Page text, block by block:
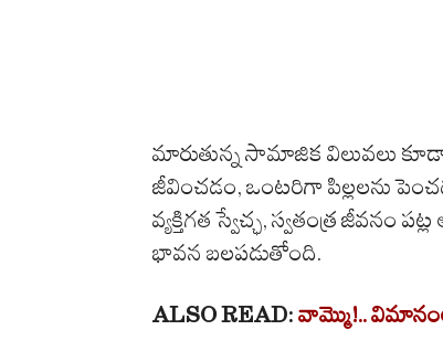
మారుతున్న సామాజిక విలువలు
జీవించడం, ఒంటరిగా పిల్లలను
వ్యక్తిగత స్వేచ్ఛ, స్వతంత్ర జీవనం
భావన బలపడుతోంది.
ALSO READ: వామ్మొ!..